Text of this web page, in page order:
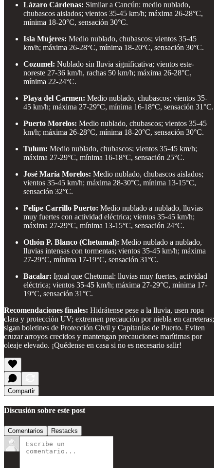
Lázaro Cárdenas: Similar a Cancún: medio nublado,
chubascos aislados; vientos 35-45 km/h; máxima 26-28°C,
mínima 18-20°C, sensación 30°C.
Isla Mujeres: Medio nublado, chubascos; vientos 35-45
km/h; máxima 26-28°C, mínima 18-20°C, sensación 30°C.
Cozumel: Nublado sin lluvia significativa; vientos este-
noreste 27-36 km/h, rachas 50 km/h; máxima 26-28°C,
mínima 22-24°C.
Playa del Carmen: Medio nublado, chubascos; vientos 35-
45 km/h; máxima 27-29°C, mínima 16-18°C, sensación 31°C.
Puerto Morelos: Medio nublado, chubascos; vientos 35-45
km/h; máxima 26-28°C, mínima 18-20°C, sensación 30°C.
Tulum: Medio nublado, chubascos; vientos 35-45 km/h;
máxima 27-29°C, mínima 16-18°C, sensación 25°C.
José María Morelos: Medio nublado, chubascos aislados;
vientos 35-45 km/h; máxima 28-30°C, mínima 13-15°C,
sensación 32°C.
Felipe Carrillo Puerto: Medio nublado a nublado, lluvias
muy fuertes con actividad eléctrica; vientos 35-45 km/h;
máxima 27-29°C, mínima 13-15°C, sensación 24°C.
Othón P. Blanco (Chetumal): Medio nublado a nublado,
lluvias intensas con tormentas; vientos 35-45 km/h; máxima
27-29°C, mínima 17-19°C, sensación 31°C.
Bacalar: Igual que Chetumal: lluvias muy fuertes, actividad
eléctrica; vientos 35-45 km/h; máxima 27-29°C, mínima 17-
19°C, sensación 31°C.
Recomendaciones finales: Hidrátense pese a la lluvia, usen ropa
clara y protección UV; extremen precaución por niebla en carreteras;
sigan boletines de Protección Civil y Capitanías de Puerto. Eviten
cruzar arroyos crecidos y mantengan precauciones marítimas por
oleaje elevado. ¡Quédense en casa si no es necesario salir!
Compartir
Discusión sobre este post
Comentarios Restacks